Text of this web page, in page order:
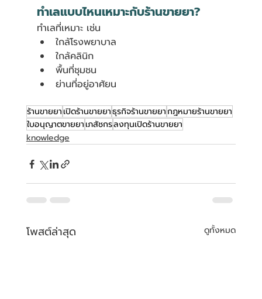
ทำเลแบบไหนเหมาะกับร้านขายยา?
ทำเลที่เหมาะ เช่น
ใกล้โรงพยาบาล
ใกล้คลินิก
พื้นที่ชุมชน
ย่านที่อยู่อาศัยน
ร้านขายยาเปิดร้านขายยาธุรกิจร้านขายยากฎหมายร้านขายยา
ใบอนุญาตขายยาเภสัชกรลงทุนเปิดร้านขายยา
knowledge
โพสต์ล่าสุด ดูทั้งหมด